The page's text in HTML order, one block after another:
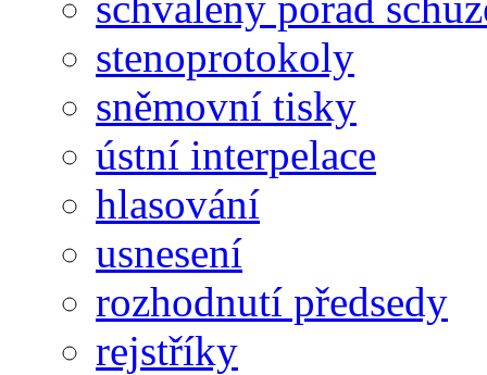
stenoprotokoly
sněmovní tisky
ústní interpelace
hlasování
usnesení
rozhodnutí předsedy
rejstříky